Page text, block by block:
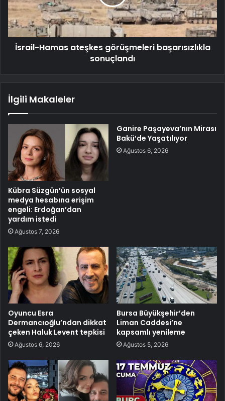
İsrail-Hamas ateşkes görüşmeleri başarısızlıkla
sonuçlandı
İlgili Makaleler
Kübra Süzgün’ün sosyal
medya hesabına erişim
engeli: Erdoğan’dan
yardım istedi
Ağustos 7, 2026
Ganire Paşayeva’nın Mirası
Bakü’de Yaşatılıyor
Ağustos 6, 2026
Oyuncu Esra
Dermancıoğlu’ndan dikkat
çeken Haluk Levent tepkisi
Ağustos 6, 2026
Bursa Büyükşehir’den
Liman Caddesi’ne
kapsamlı yenileme
Ağustos 5, 2026